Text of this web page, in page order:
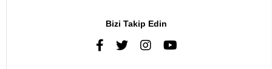
Bizi Takip Edin